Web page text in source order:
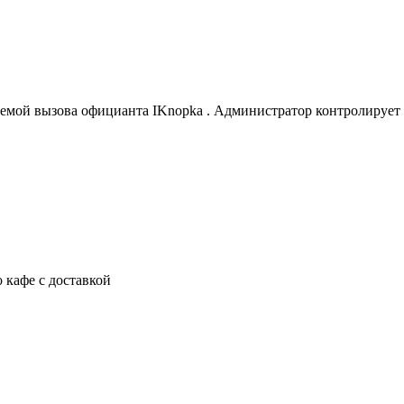
вызова официанта IKnopka . Администратор
с доставкой